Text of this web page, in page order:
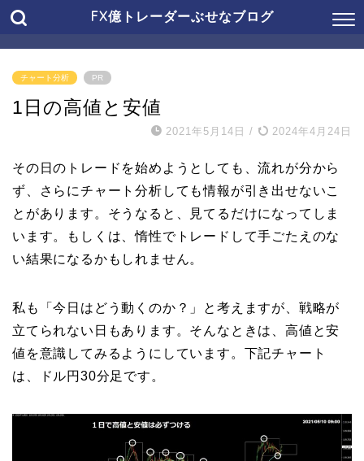
FX億トレーダーぶせなブログ
チャート分析 PR
1日の高値と安値
2021年5月14日 / 2024年4月24日
その日のトレードを始めようとしても、流れが分から
ず、さらにチャート分析しても情報が引き出せないこ
とがあります。そうなると、見てるだけになってしま
います。もしくは、惰性でトレードして手ごたえのな
い結果になるかもしれません。
私も「今日はどう動くのか？」と考えますが、戦略が
立てられない日もあります。そんなときは、高値と安
値を意識してみるようにしています。下記チャート
は、ドル円30分足です。